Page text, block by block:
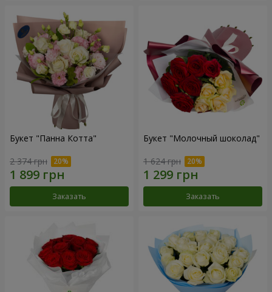
Букет "Панна Котта"
2 374 грн
Заказать
Букет "Молочный шоколад"
1 624 грн
Заказать